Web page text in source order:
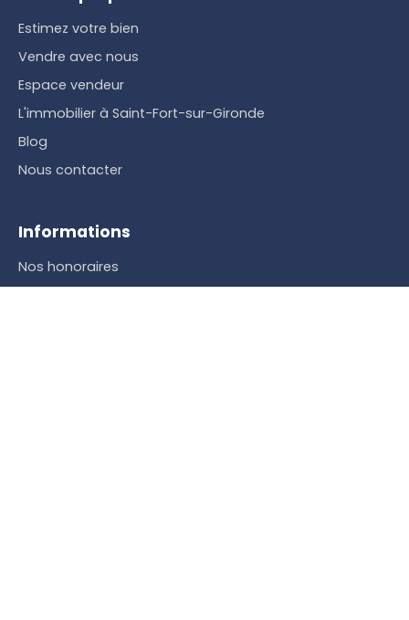
Estimez votre bien
Vendre avec nous
Espace vendeur
L'immobilier à Saint-Fort-sur-Gironde
Blog
Nous contacter
Informations
Nos honoraires